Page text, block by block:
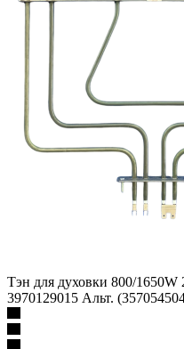
Тэн для духовки 800/
3970129015 Альт.